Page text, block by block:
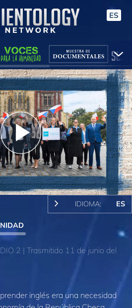
ES
Play
Video
IDIOMA: ES
2 | Trasmitido 11 de junio del
inglés era una necesidad